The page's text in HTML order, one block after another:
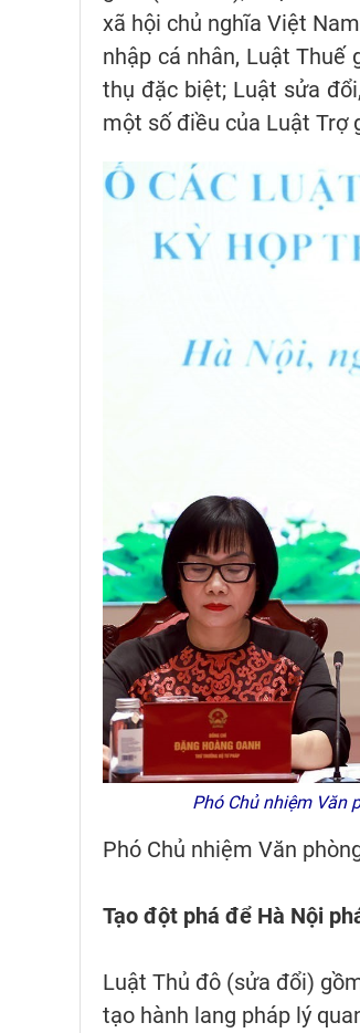
xã hội chủ nghĩa Việt
nhập cá nhân, Luật
thụ đặc biệt; Luật sửa
một số điều của Luật Trợ
Phó Chủ nhiệm Văn
Phó Chủ nhiệm Văn
Tạo đột phá để Hà Nội
Luật Thủ đô (sửa đổi)
tạo hành lang pháp lý